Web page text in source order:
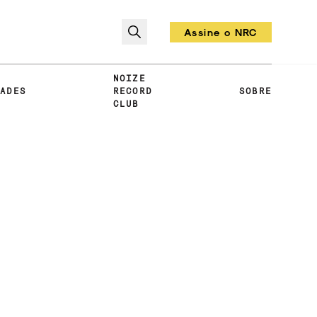
Assine o NRC
NOIZE
RECORD
CLUB
SOBRE